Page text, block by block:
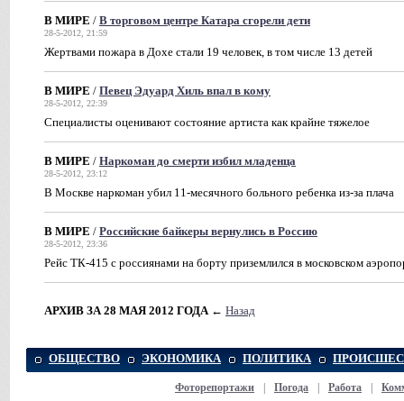
В МИРЕ / В торговом центре Катара сгорели дети
28-5-2012, 21:59
Жертвами пожара в Дохе стали 19 человек, в том числе 13 детей
В МИРЕ / Певец Эдуард Хиль впал в кому
28-5-2012, 22:39
Специалисты оценивают состояние артиста как крайне тяжелое
В МИРЕ / Наркоман до смерти избил младенца
28-5-2012, 23:12
В Москве наркоман убил 11-месячного больного ребенка из-за плача
В МИРЕ / Российские байкеры вернулись в Россию
28-5-2012, 23:36
Рейс ТК-415 с россиянами на борту приземлился в московском
АРХИВ ЗА 28 МАЯ 2012 ГОДА ← Назад
ОБЩЕСТВО ЭКОНОМИКА ПОЛИТИКА
Фоторепортажи Погода Работа